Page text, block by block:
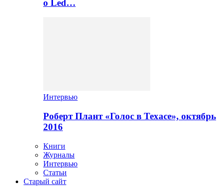
о Led…
Интервью
Роберт Плант «Голос в Техасе», октябрь
2016
Книги
Журналы
Интервью
Статьи
Старый сайт